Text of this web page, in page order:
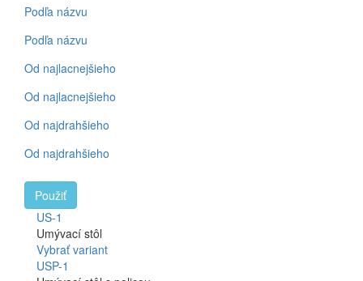
Podľa názvu
Podľa názvu
Od najlacnejšieho
Od najlacnejšieho
Od najdrahšieho
Od najdrahšieho
Použiť
US-1
Umývací stôl
Vybrať variant
USP-1